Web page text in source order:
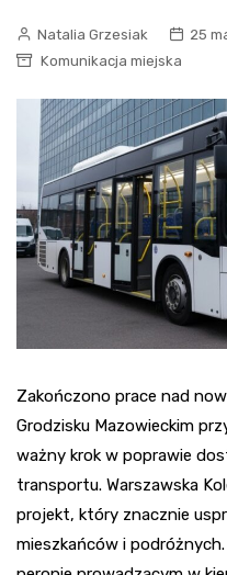
Natalia Grzesiak
25
Komunikacja miejska
Zakończono prace nad
Grodzisku Mazowieckim
ważny krok w poprawie
transportu. Warszawska
projekt, który znacznie
mieszkańców i